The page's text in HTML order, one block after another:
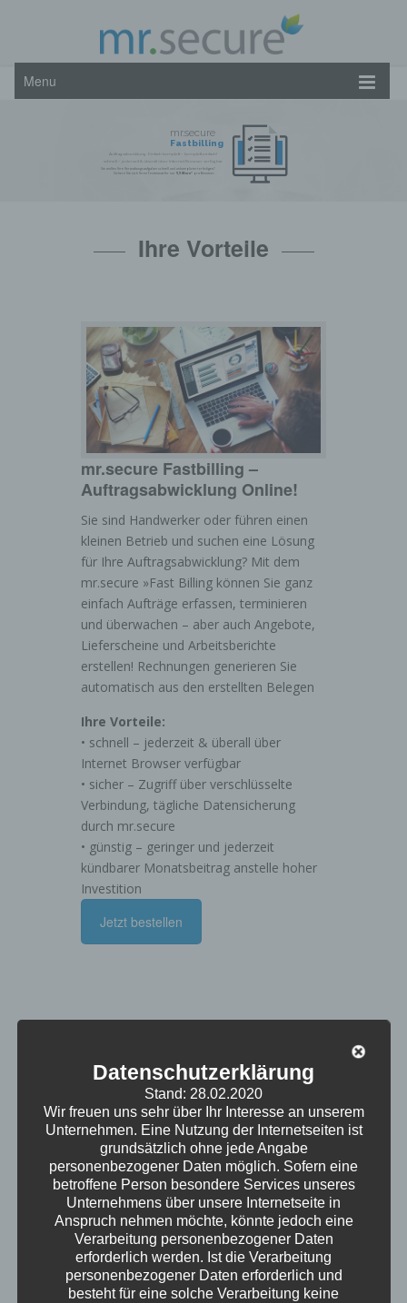
Menu
mr.secure
Fastbilling
Auftragsabwicklung: Einfach komplett – komplett einfach!
schnell – jederzeit & überall über Internet Browser verfügbar
Sie wollen Ihre Verwaltungsaufgaben schnell und unkompliziert erledigen?
Sichern Sie sich Ihren Testmonat für nur9,90 Euro * pro Benutzer.
Ihre Vorteile
mr.secure Fastbilling –
Auftragsabwicklung Online!
Sie sind Handwerker oder führen einen
kleinen Betrieb und suchen eine Lösung
für Ihre Auftragsabwicklung? Mit dem
mr.secure »Fast Billing können Sie ganz
einfach Aufträge erfassen, terminieren
und überwachen – aber auch Angebote,
Lieferscheine und Arbeitsberichte
erstellen! Rechnungen generieren Sie
automatisch aus den erstellten Belegen
Ihre Vorteile:
• schnell – jederzeit & überall über
Internet Browser verfügbar
• sicher – Zugriff über verschlüsselte
Verbindung, tägliche Datensicherung
durch mr.secure
• günstig – geringer und jederzeit
kündbarer Monatsbeitrag anstelle hoher
Investition
Jetzt bestellen
Preise
Wählen Sie Ihr Paket
FastBilling
monatlich
Datenschutzerklärung
Stand: 28.02.2020
Wir freuen uns sehr über Ihr Interesse an unserem
Unternehmen. Eine Nutzung der Internetseiten ist
grundsätzlich ohne jede Angabe
personenbezogener Daten möglich. Sofern eine
betroffene Person besondere Services unseres
Unternehmens über unsere Internetseite in
Anspruch nehmen möchte, könnte jedoch eine
Verarbeitung personenbezogener Daten
erforderlich werden. Ist die Verarbeitung
personenbezogener Daten erforderlich und
besteht für eine solche Verarbeitung keine